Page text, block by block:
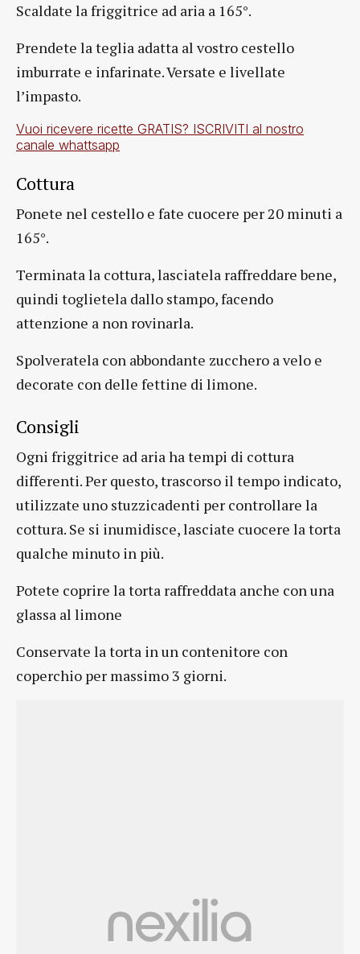
Scaldate la friggitrice ad aria a 165°.
Prendete la teglia adatta al vostro cestello
imburrate e infarinate. Versate e livellate
l’impasto.
Vuoi ricevere ricette GRATIS? ISCRIVITI al nostro
canale whattsapp
Cottura
Ponete nel cestello e fate cuocere per 20 minuti a
165°.
Terminata la cottura, lasciatela raffreddare bene,
quindi toglietela dallo stampo, facendo
attenzione a non rovinarla.
Spolveratela con abbondante zucchero a velo e
decorate con delle fettine di limone.
Consigli
Ogni friggitrice ad aria ha tempi di cottura
differenti. Per questo, trascorso il tempo indicato,
utilizzate uno stuzzicadenti per controllare la
cottura. Se si inumidisce, lasciate cuocere la torta
qualche minuto in più.
Potete coprire la torta raffreddata anche con una
glassa al limone
Conservate la torta in un contenitore con
coperchio per massimo 3 giorni.